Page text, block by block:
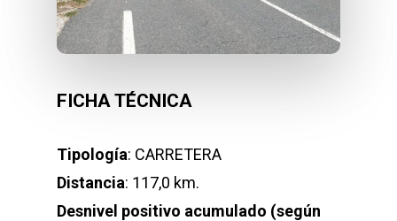
FICHA TÉCNICA
Tipología: CARRETERA
Distancia: 117,0 km.
Desnivel positivo acumulado (según